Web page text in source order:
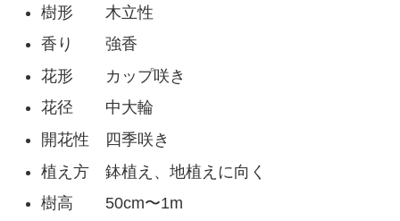
樹形 木立性
香り 強香
花形 カップ咲き
花径 中大輪
開花性 四季咲き
植え方 鉢植え、地植えに向く
樹高 50cm〜1m